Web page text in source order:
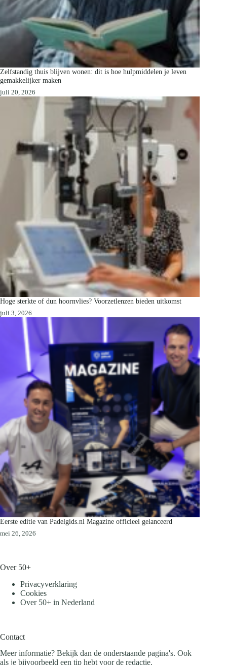
Zelfstandig thuis blijven wonen: dit is hoe hulpmiddelen je leven
gemakkelijker maken
juli 20, 2026
Hoge sterkte of dun hoornvlies? Voorzetlenzen bieden uitkomst
juli 3, 2026
Eerste editie van Padelgids.nl Magazine officieel gelanceerd
mei 26, 2026
Over 50+
Privacyverklaring
Cookies
Over 50+ in Nederland
Contact
Meer informatie? Bekijk dan de onderstaande pagina's. Ook
als je bijvoorbeeld een tip hebt voor de redactie.